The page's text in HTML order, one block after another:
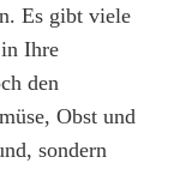
Es gibt viele
Ihre
den
Obst und
sondern